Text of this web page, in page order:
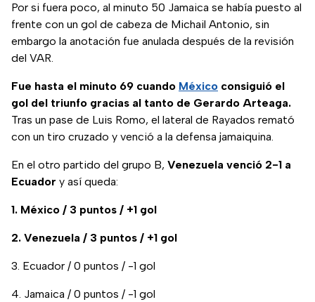
Por si fuera poco, al minuto 50 Jamaica se había puesto al
frente con un gol de cabeza de Michail Antonio, sin
embargo la anotación fue anulada después de la revisión
del VAR.
Fue hasta el minuto 69 cuando México consiguió el
gol del triunfo gracias al tanto de Gerardo Arteaga.
Tras un pase de Luis Romo, el lateral de Rayados remató
con un tiro cruzado y venció a la defensa jamaiquina.
En el otro partido del grupo B, Venezuela venció 2-1 a
Ecuador y así queda:
1. México / 3 puntos / +1 gol
2. Venezuela / 3 puntos / +1 gol
3. Ecuador / 0 puntos / -1 gol
4. Jamaica / 0 puntos / -1 gol